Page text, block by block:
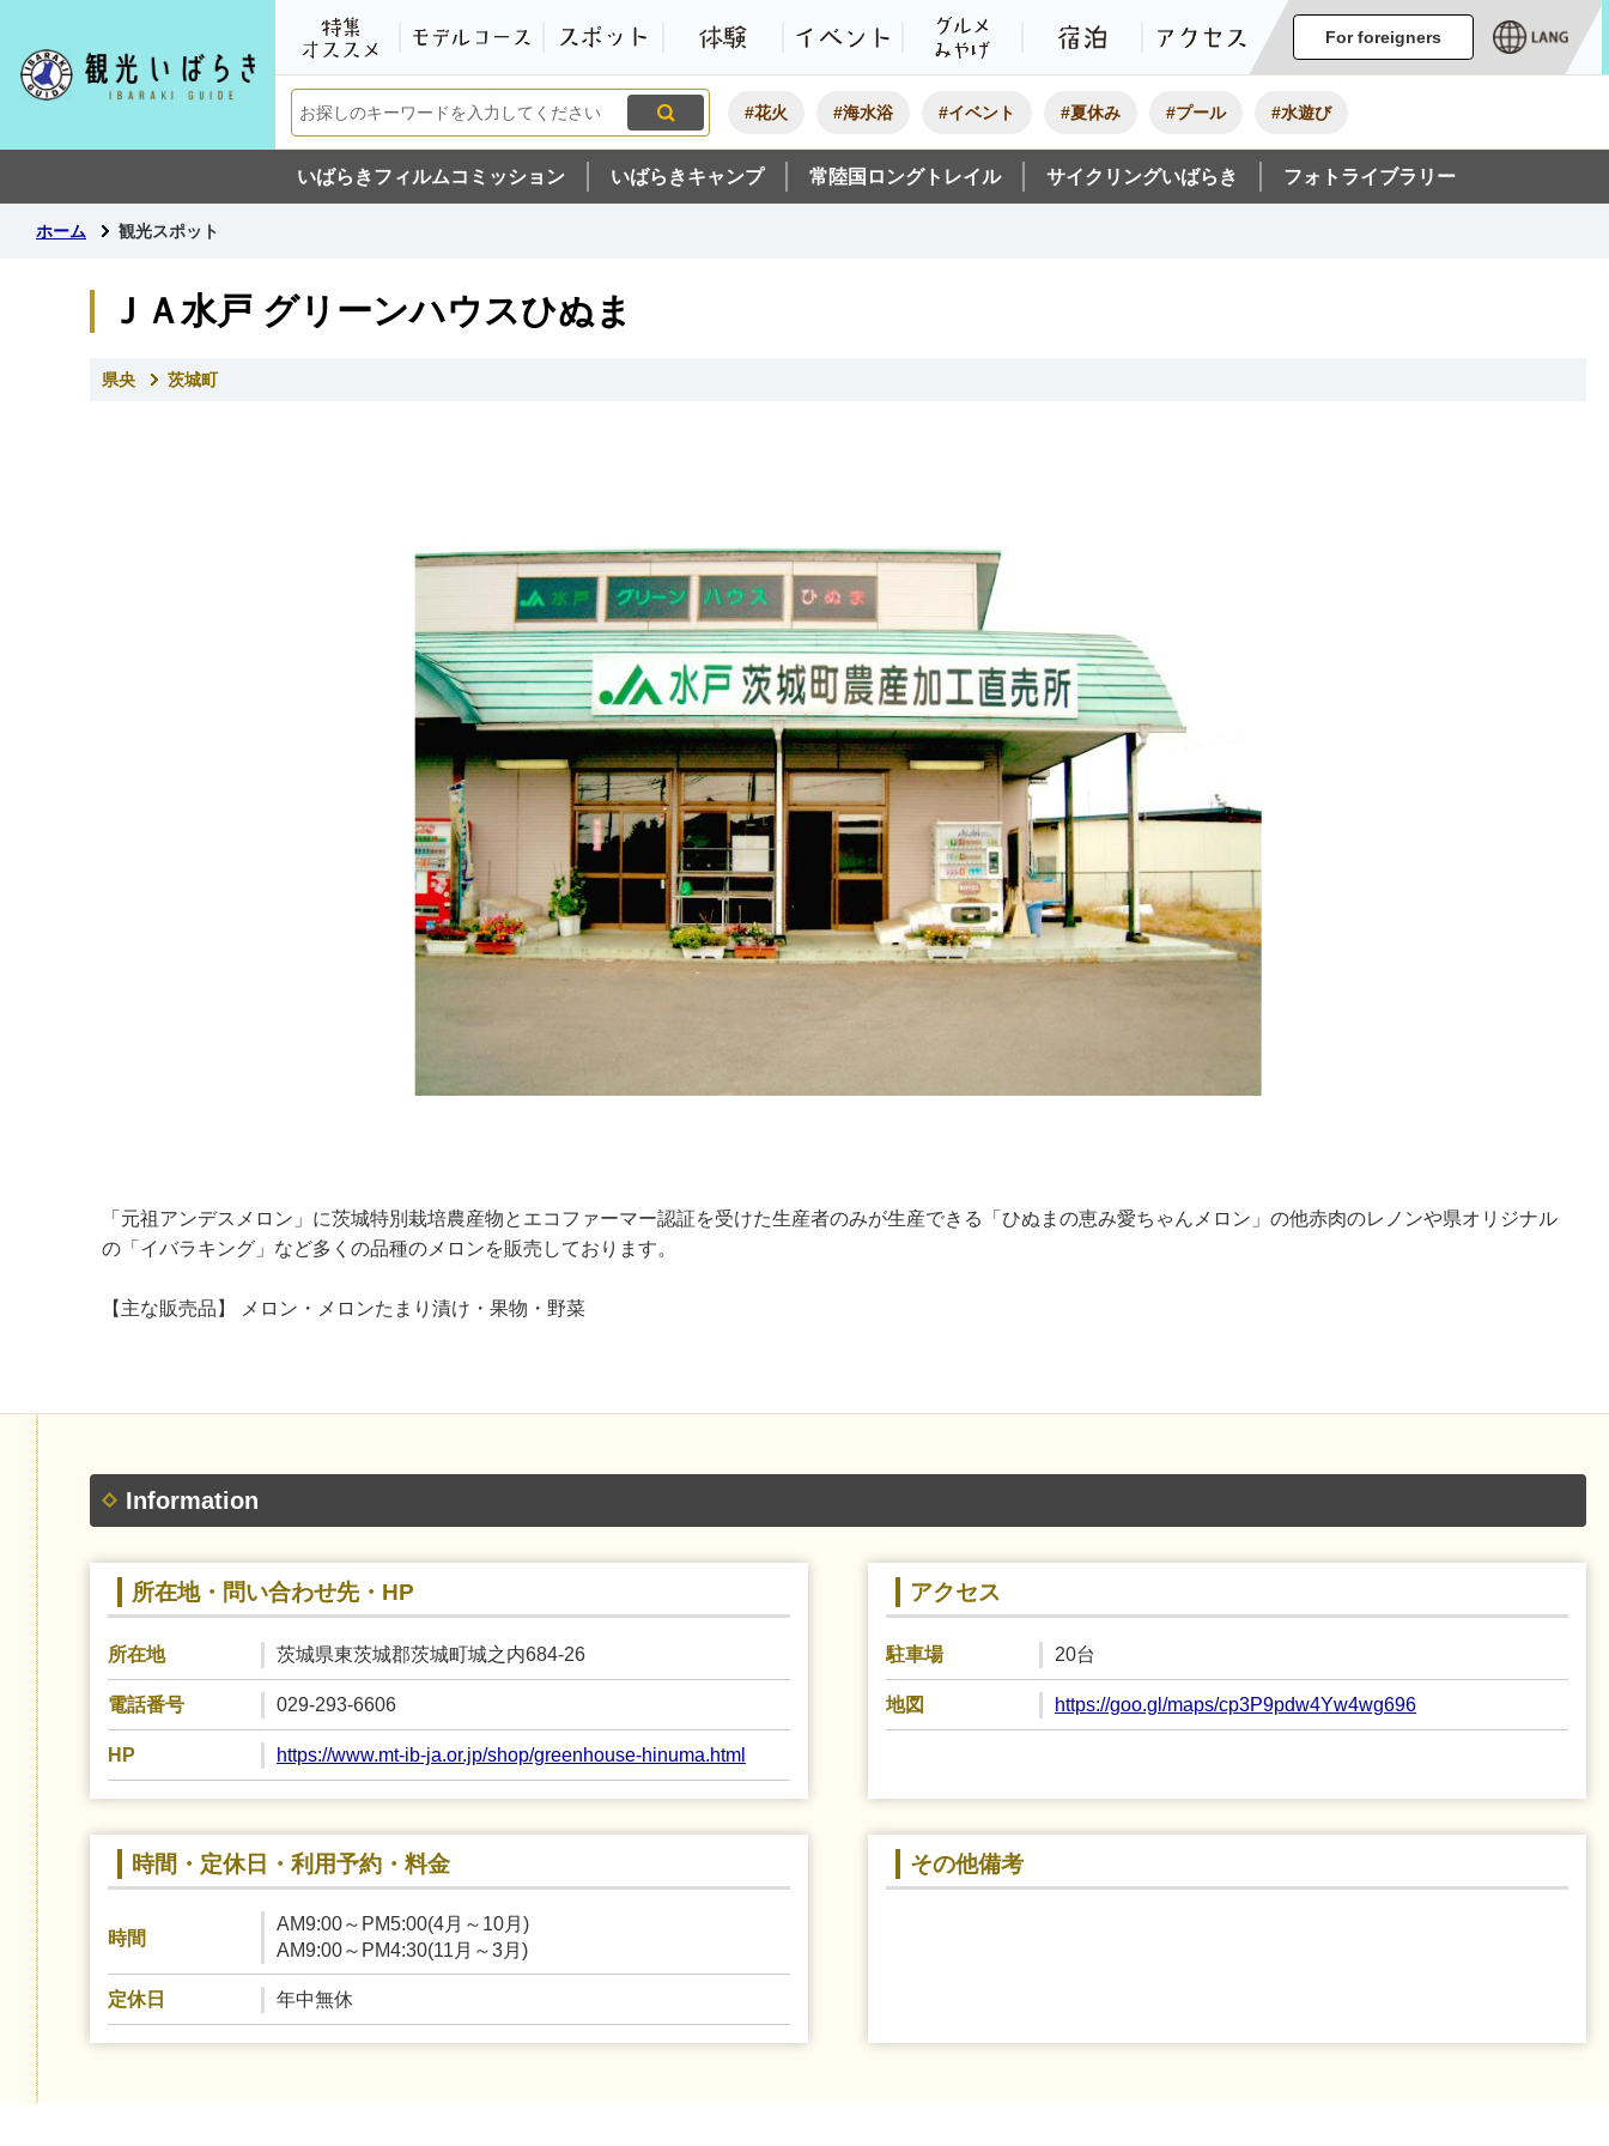
観光いばらき公式ホームページ
特集・オススメ
モデルコーススポット 体験 イベント グルメ・みやげ宿泊 アクセス
For foreigners
#花火 #海水浴 #イベント #夏休み #プール #水遊び
いばらきフィルムコミッション いばらきキャンプ 常陸国ロングトレイル サイクリングいばらき フォトライブラリー
ホーム 観光スポット
ＪＡ水戸 グリーンハウスひぬま
県央 茨城町
「元祖アンデスメロン」に茨城特別栽培農産物とエコファーマー認証を受けた生産者のみが生産できる「ひぬまの恵み愛ちゃんメロン」の他赤肉のレノンや県オリジナル
の「イバラキング」など多くの品種のメロンを販売しております。
【主な販売品】 メロン・メロンたまり漬け・果物・野菜
Information
所在地・問い合わせ先・HP
所在地 茨城県東茨城郡茨城町城之内684-26
電話番号 029-293-6606
HP https://www.mt-ib-ja.or.jp/shop/greenhouse-hinuma.html
アクセス
駐車場 20台
地図 https://goo.gl/maps/cp3P9pdw4Yw4wg696
時間・定休日・利用予約・料金
時間
AM9:00～PM5:00(4月～10月)
AM9:00～PM4:30(11月～3月)
定休日 年中無休
その他備考